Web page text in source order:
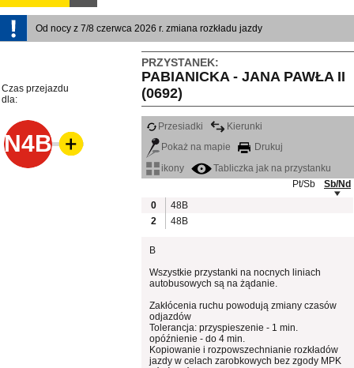
Od nocy z 7/8 czerwca 2026 r. zmiana rozkładu jazdy
PRZYSTANEK:
PABIANICKA - JANA PAWŁA II
(0692)
Czas przejazdu
dla:
N4B
Przesiadki
Kierunki
Pokaż na mapie
Drukuj
ikony
Tabliczka jak na przystanku
Pt/Sb
Sb/Nd
0
48B
2
48B
B
Wszystkie przystanki na nocnych liniach
autobusowych są na żądanie.
Zakłócenia ruchu powodują zmiany czasów
odjazdów
Tolerancja: przyspieszenie - 1 min.
opóźnienie - do 4 min.
Kopiowanie i rozpowszechnianie rozkładów
jazdy w celach zarobkowych bez zgody MPK